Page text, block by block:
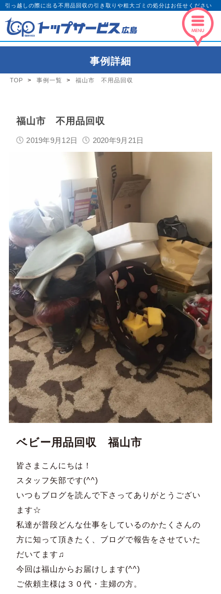
引っ越しの際に出る不用品回収の引き取りや粗大ゴミの処分はお任せください
事例詳細
TOP 事例一覧 福山市 不用品回収
福山市 不用品回収
2019年9月12日 2020年9月21日
ベビー用品回収 福山市
皆さまこんにちは！
スタッフ矢部です(^^)
いつもブログを読んで下さってありがとうござい
ます☆
私達が普段どんな仕事をしているのかたくさんの
方に知って頂きた く、ブログで報告をさせていた
だいてます♫
今回は福山からお届けします(^^)
ご依頼主様は３０代・主婦の方。